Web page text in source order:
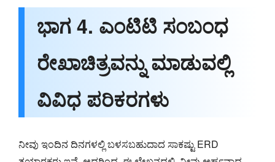
ಭಾಗ 4. ಎಂಟಿಟಿ ಸಂಬಂಧ
ರೇಖಾಚಿತ್ರವನ್ನು ಮಾಡುವಲ್ಲಿ
ವಿವಿಧ ಪರಿಕರಗಳು
ನೀವು ಇಂದಿನ ದಿನಗಳಲ್ಲಿ ಬಳಸಬಹುದಾದ ಸಾಕಷ್ಟು ERD